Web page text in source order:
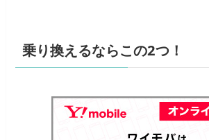
乗り換えるならこの2つ！